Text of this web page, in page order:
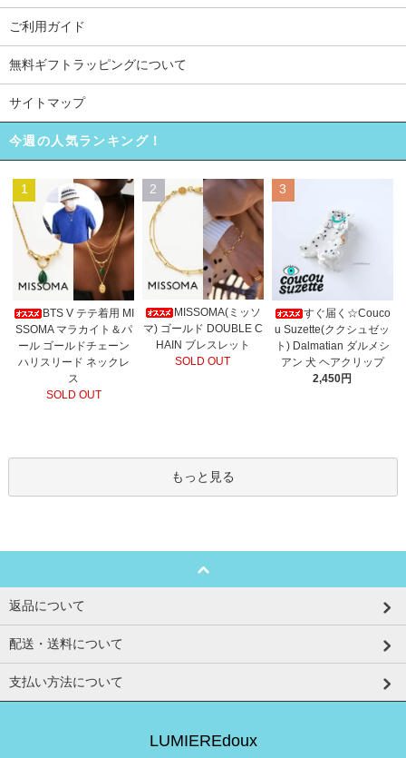
ご利用ガイド
無料ギフトラッピングについて
サイトマップ
今週の人気ランキング！
1
BTS V テテ着用 MI
SSOMA マラカイト＆パ
ール ゴールドチェーン
ハリスリード ネックレ
ス
SOLD OUT
2
MISSOMA(ミッソ
マ) ゴールド DOUBLE C
HAIN ブレスレット
SOLD OUT
3
すぐ届く☆Couco
u Suzette(ククシュゼッ
ト) Dalmatian ダルメシ
アン 犬 ヘアクリップ
2,450円
もっと見る
返品について
配送・送料について
支払い方法について
LUMIEREdoux